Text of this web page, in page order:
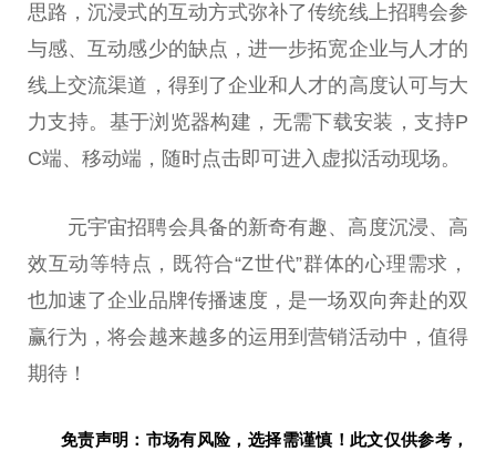
思路，沉浸式的互动方式弥补了传统线上招聘会参
与感、互动感少的缺点，进一步拓宽企业与人才的
线上交流渠道，得到了企业和人才的高度认可与大
力支持。基于浏览器构建，无需下载安装，支持P
C端、移动端，随时点击即可进入虚拟活动现场。
元宇宙招聘会具备的新奇有趣、高度沉浸、高
效互动等特点，既符合“Z世代”群体的心理需求，
也加速了企业品牌传播速度，是一场双向奔赴的双
赢行为，将会越来越多的运用到营销活动中，值得
期待！
免责声明：市场有风险，选择需谨慎！此文仅供参考，